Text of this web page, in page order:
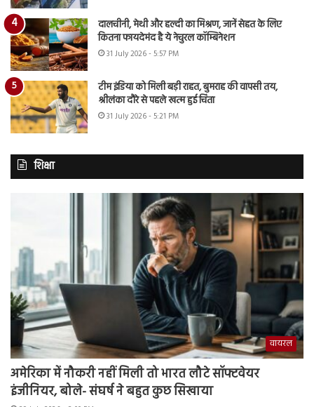
दालचीनी, मेथी और हल्दी का मिश्रण, जानें सेहत के लिए
कितना फायदेमंद है ये नेचुरल कॉम्बिनेशन
31 July 2026 - 5:57 PM
टीम इंडिया को मिली बड़ी राहत, बुमराह की वापसी तय,
श्रीलंका दौरे से पहले खत्म हुई चिंता
31 July 2026 - 5:21 PM
शिक्षा
वायरल
अमेरिका में नौकरी नहीं मिली तो भारत लौटे सॉफ्टवेयर
इंजीनियर, बोले- संघर्ष ने बहुत कुछ सिखाया